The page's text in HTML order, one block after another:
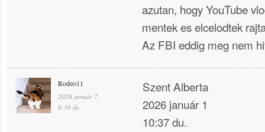
azutan, hogy YouTube
mentek es elcelodtek
Az FBI eddig meg nem
Rodeo11
2026 január 7
6:38 de.
Szent Alberta
2026 január 1
10:37 du.